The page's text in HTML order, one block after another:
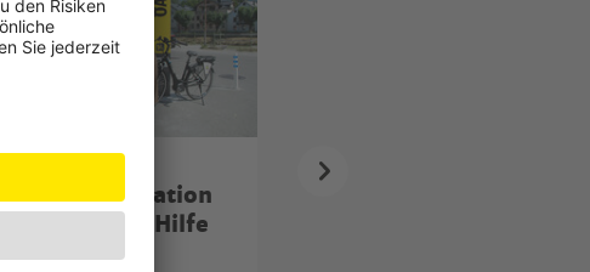
Fahrradstation
schnelle Hilfe
Oberösterreich